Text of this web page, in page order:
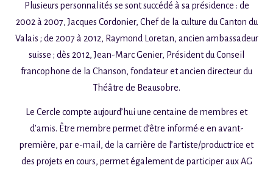
Plusieurs personnalités se sont succédé à sa présidence : de
2002 à 2007, Jacques Cordonier, Chef de la culture du Canton du
Valais ; de 2007 à 2012, Raymond Loretan, ancien ambassadeur
suisse ; dès 2012, Jean-Marc Genier, Président du Conseil
francophone de la Chanson, fondateur et ancien directeur du
Théâtre de Beausobre.
Le Cercle compte aujourd’hui une centaine de membres et
d’amis. Être membre permet d’être informé·e en avant-
première, par e-mail, de la carrière de l’artiste/productrice et
des projets en cours, permet également de participer aux AG